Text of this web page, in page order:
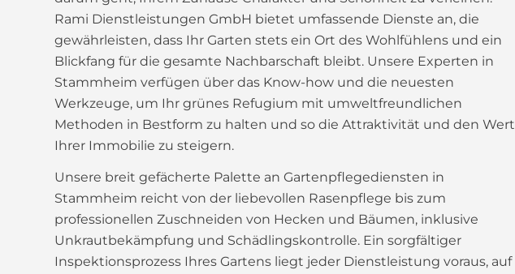
Rami Dienstleistungen GmbH bietet umfassende Dienste an, die
gewährleisten, dass Ihr Garten stets ein Ort des Wohlfühlens und ein
Blickfang für die gesamte Nachbarschaft bleibt. Unsere Experten in
Stammheim verfügen über das Know-how und die neuesten
Werkzeuge, um Ihr grünes Refugium mit umweltfreundlichen
Methoden in Bestform zu halten und so die Attraktivität und den Wert
Ihrer Immobilie zu steigern.
Unsere breit gefächerte Palette an Gartenpflegediensten in
Stammheim reicht von der liebevollen Rasenpflege bis zum
professionellen Zuschneiden von Hecken und Bäumen, inklusive
Unkrautbekämpfung und Schädlingskontrolle. Ein sorgfältiger
Inspektionsprozess Ihres Gartens liegt jeder Dienstleistung voraus, auf